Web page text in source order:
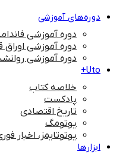
دوره‌های آموزشی
دوره آموزشی
دوره آموزشی اوراق
دوره آموزشی
Uto+
خلاصه کتاب
پادکست
تاریخ اقتصادی
یوتومگ
یوتوتایمز، اخبار
ابزارها